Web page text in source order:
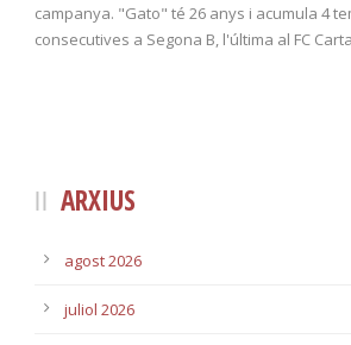
campanya. "Gato" té 26 anys i acumula 4
consecutives a Segona B, l'última al FC
ARXIUS
agost 2026
juliol 2026